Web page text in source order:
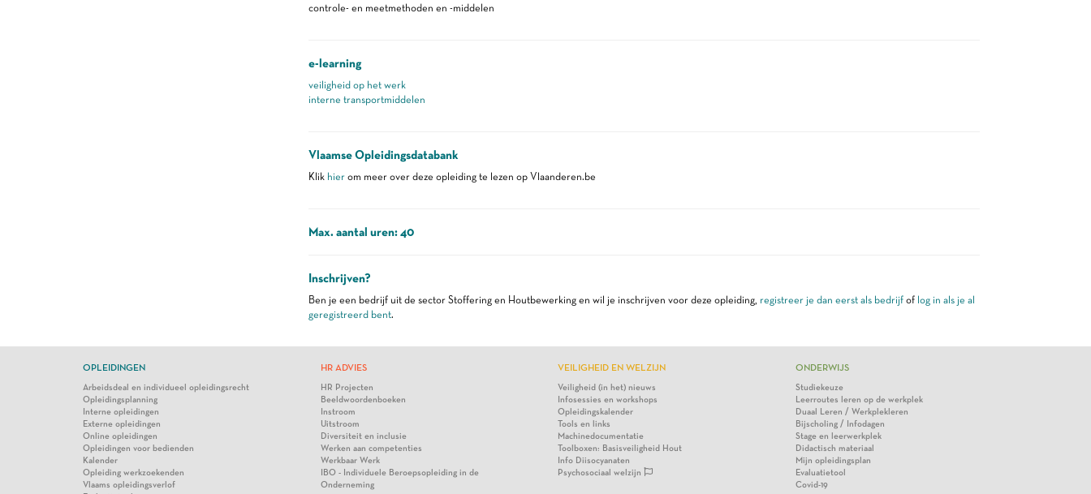
controle- en meetmethoden en -middelen
e-learning
veiligheid op het werk
interne transportmiddelen
Vlaamse Opleidingsdatabank
Klik hierom meer over deze opleiding te lezen op Vlaanderen.be
Max. aantal uren: 40
Inschrijven?
Ben je een bedrijf uit de sector Stoffering en Houtbewerking en wil je inschrijven voor deze opleiding, registreer je dan eerst als bedrijfof log in als je al
geregistreerd bent.
OPLEIDINGEN
Arbeidsdeal en individueel opleidingsrecht
Opleidingsplanning
Interne opleidingen
Externe opleidingen
Online opleidingen
Opleidingen voor bedienden
Kalender
Opleiding werkzoekenden
Vlaams opleidingsverlof
HR ADVIES
HR Projecten
Beeldwoordenboeken
Instroom
Uitstroom
Diversiteit en inclusie
Werken aan competenties
Werkbaar Werk
IBO - Individuele Beroepsopleiding in de
Onderneming
VEILIGHEID EN WELZIJN
Veiligheid (in het) nieuws
Infosessies en workshops
Opleidingskalender
Tools en links
Machinedocumentatie
Toolboxen: Basisveiligheid Hout
Info Diisocyanaten
Psychosociaal welzijn
ONDERWIJS
Studiekeuze
Leerroutes leren op de werkplek
Duaal Leren / Werkplekleren
Bijscholing / Infodagen
Stage en leerwerkplek
Didactisch materiaal
Mijn opleidingsplan
Evaluatietool
Covid-19